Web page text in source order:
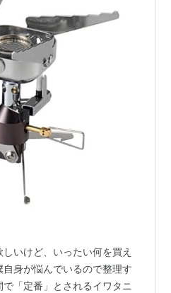
いけど、いったい何を買え
身が悩んでいるので整理す
「定番」とされるイワタニ